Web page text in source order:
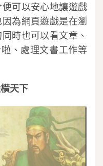
可以安心地讓遊戲
為網頁遊戲是在瀏
時也可以看文章、
、處理文書工作等
天下